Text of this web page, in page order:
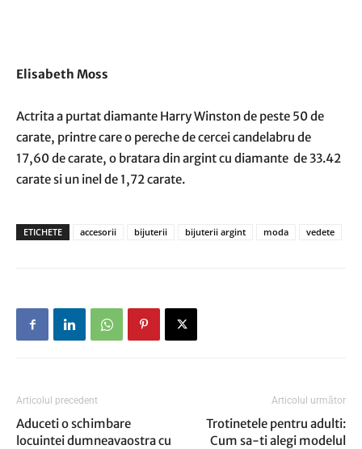
Elisabeth Moss
Actrita a purtat diamante Harry Winston de peste 50 de
carate, printre care o pereche de cercei candelabru de
17,60 de carate, o bratara din argintcu diamante de 33.42
carate si un inel de 1,72 carate.
ETICHETE accesorii bijuterii bijuterii argint moda vedete
Articolul precedent
Aduceti o schimbare
locuintei dumneavaostra cu
Articolul următor
Trotinetele pentru adulti:
Cum sa-ti alegi modelul